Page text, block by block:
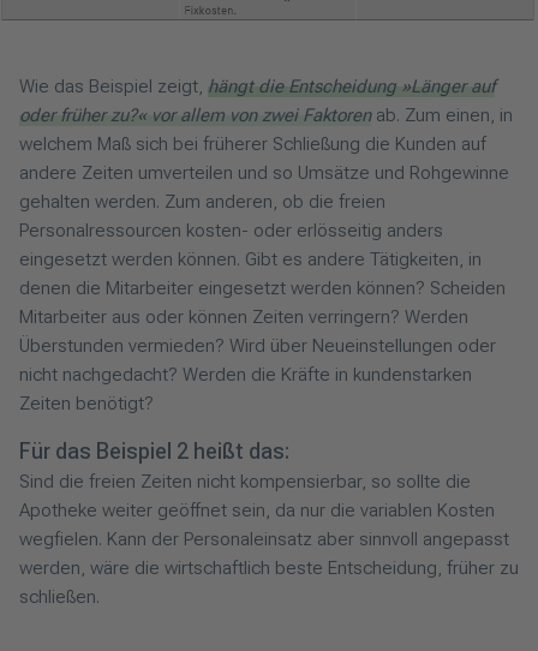
Wie das Beispiel zeigt, hängt die Entscheidung »Länger auf
oder früher zu?« vor allem von zwei Faktorenab. Zum einen, in
welchem Maß sich bei früherer Schließung die Kunden auf
andere Zeiten umverteilen und so Umsätze und Rohgewinne
gehalten werden. Zum anderen, ob die freien
Personalressourcen kosten- oder erlösseitig anders
eingesetzt werden können. Gibt es andere Tätigkeiten, in
denen die Mitarbeiter eingesetzt werden können? Scheiden
Mitarbeiter aus oder können Zeiten verringern? Werden
Überstunden vermieden? Wird über Neueinstellungen oder
nicht nachgedacht? Werden die Kräfte in kundenstarken
Zeiten benötigt?
Für das Beispiel 2 heißt das:
Sind die freien Zeiten nicht kompensierbar, so sollte die
Apotheke weiter geöffnet sein, da nur die variablen Kosten
wegfielen. Kann der Personaleinsatz aber sinnvoll angepasst
werden, wäre die wirtschaftlich beste Entscheidung, früher zu
schließen.